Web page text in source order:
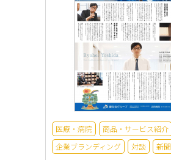
医療・病院
商品・サービス紹介
企業ブランディング
対談 新聞